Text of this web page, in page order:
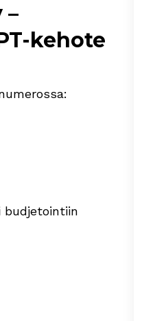
–
kehote
budjetointiin